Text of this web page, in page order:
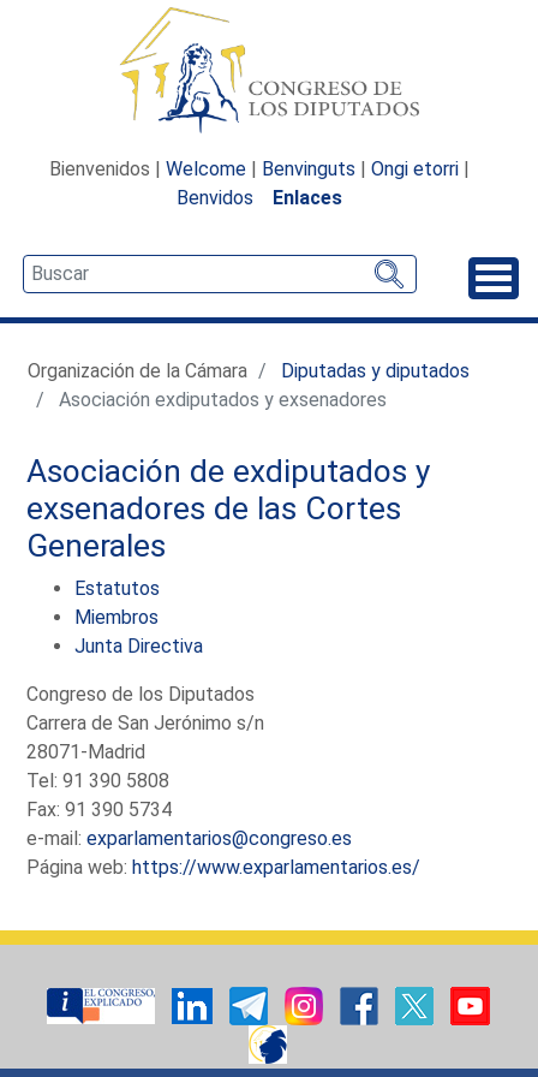
Bienvenidos | Welcome | Benvinguts | Ongi etorri |
Benvidos
Enlaces
Organización de la Cámara
Diputadas y diputados
Asociación exdiputados y exsenadores
Asociación de exdiputados y
exsenadores de las Cortes
Generales
Estatutos
Miembros
Junta Directiva
Congreso de los Diputados
Carrera de San Jerónimo s/n
28071-Madrid
Tel: 91 390 5808
Fax: 91 390 5734
e-mail:exparlamentarios@congreso.es
Página web:https://www.exparlamentarios.es/